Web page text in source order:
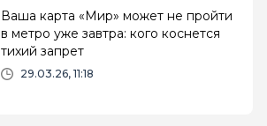
Ваша карта «Мир» может не пройти
в метро уже завтра: кого коснется
тихий запрет
29.03.26, 11:18